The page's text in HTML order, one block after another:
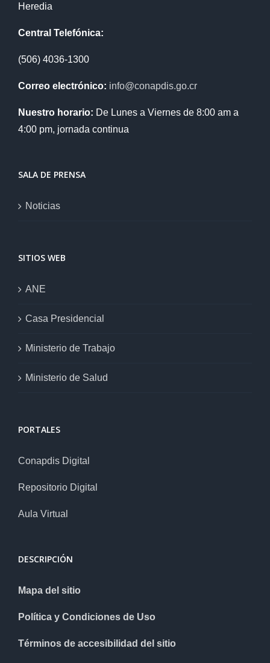
Heredia
Central Telefónica:
(506) 4036-1300
Correo electrónico: info@conapdis.go.cr
Nuestro horario: De Lunes a Viernes de 8:00 am a
4:00 pm, jornada continua
SALA DE PRENSA
Noticias
SITIOS WEB
ANE
Casa Presidencial
Ministerio de Trabajo
Ministerio de Salud
PORTALES
Conapdis Digital
Repositorio Digital
Aula Virtual
DESCRIPCIÓN
Mapa del sitio
Política y Condiciones de Uso
Términos de accesibilidad del sitio